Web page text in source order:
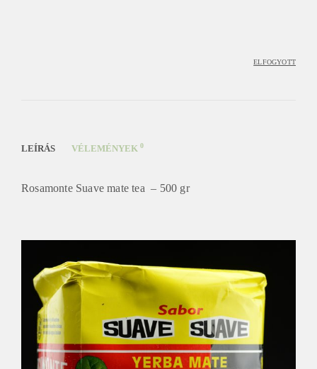
ELFOGYOTT
LEÍRÁS VÉLEMÉNYEK 0
Rosamonte Suave mate tea – 500 gr